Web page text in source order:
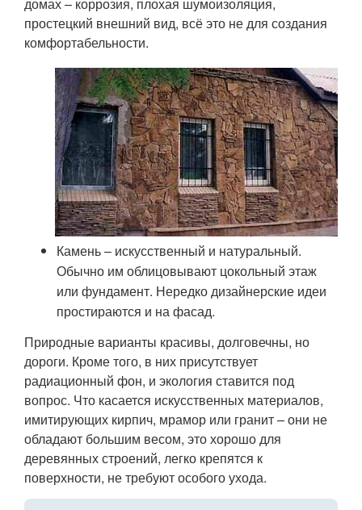
простецкий внешний вид, всё это не для создания
комфортабельности.
Камень – искусственный и натуральный.
Обычно им облицовывают цокольный этаж
или фундамент. Нередко дизайнерские идеи
простираются и на фасад.
Природные варианты красивы, долговечны, но
дороги. Кроме того, в них присутствует
радиационный фон, и экология ставится под
вопрос. Что касается искусственных материалов,
имитирующих кирпич, мрамор или гранит – они не
обладают большим весом, это хорошо для
деревянных строений, легко крепятся к
поверхности, не требуют особого ухода.